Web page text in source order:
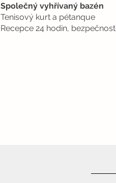
Společný vyhřívaný bazén
Tenisový kurt a pétanque
Recepce 24 hodin, bezpečnost